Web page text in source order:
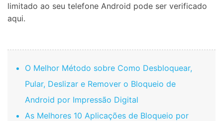
limitado ao seu telefone Android pode ser verificado
aqui.
O Melhor Método sobre Como Desbloquear,
Pular, Deslizar e Remover o Bloqueio de
Android por Impressão Digital
As Melhores 10 Aplicações de Bloqueio por